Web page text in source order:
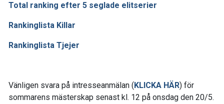
Total ranking efter 5 seglade elitserier
Rankinglista Killar
Rankinglista Tjejer
Vänligen svara på intresseanmälan (KLICKA HÄR) för
sommarens mästerskap senast kl. 12 på onsdag den 20/5.